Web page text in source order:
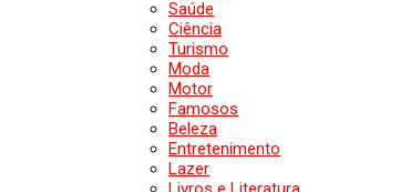
Saúde
Ciência
Turismo
Moda
Motor
Famosos
Beleza
Entretenimento
Lazer